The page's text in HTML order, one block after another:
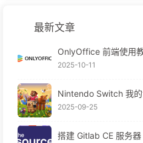
最新文章
OnlyOffice 前端使用
2025-10-11
Nintendo Switch 我
2025-09-25
搭建 Gitlab CE 服务器